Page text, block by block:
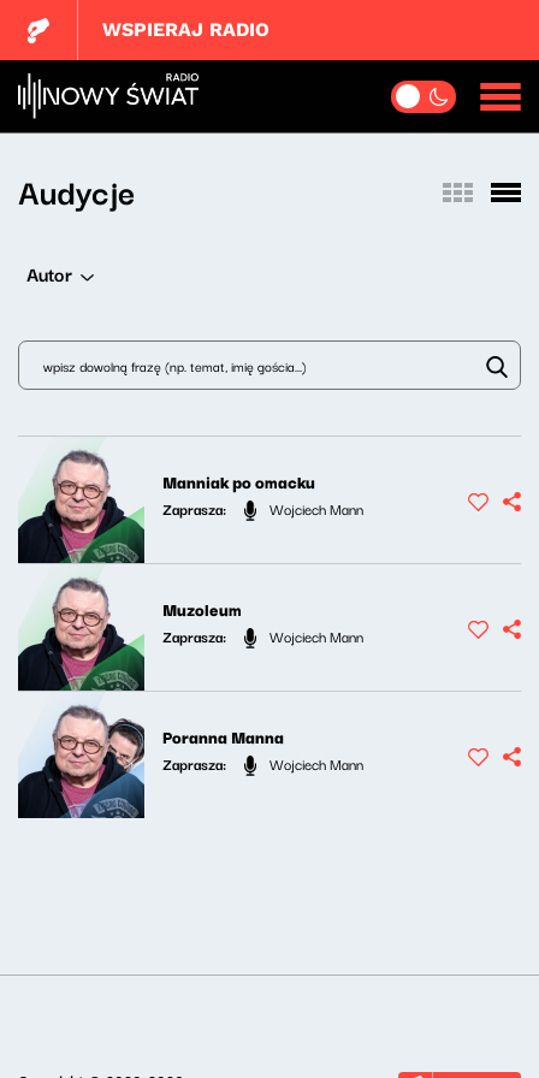
WSPIERAJ RADIO
Audycje
Autor
Manniak po omacku
Zaprasza: Wojciech Mann
Muzoleum
Zaprasza: Wojciech Mann
Poranna Manna
Zaprasza: Wojciech Mann